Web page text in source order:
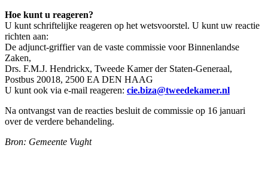
Hoe kunt u reageren?
U kunt schriftelijke reageren op het wetsvoorstel. U kunt uw reactie
richten aan:
De adjunct-griffier van de vaste commissie voor Binnenlandse
Zaken,
Drs. F.M.J. Hendrickx, Tweede Kamer der Staten-Generaal,
Postbus 20018, 2500 EA DEN HAAG
U kunt ook via e-mail reageren: cie.biza@tweedekamer.nl
Na ontvangst van de reacties besluit de commissie op 16 januari
over de verdere behandeling.
Bron: Gemeente Vught